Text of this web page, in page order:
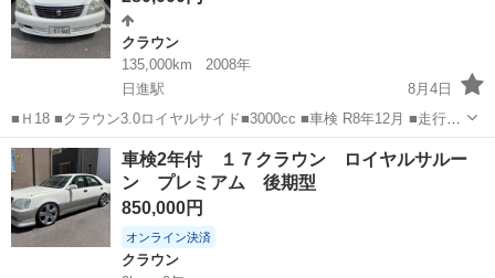
クラウン
135,000km
2008年
日進駅
8月4日
■Ｈ18 ■クラウン3.0ロイヤルサイド■3000cc ■車検 R8年12月 ■走行距
離 140.000km ■LEDヘッドライト ■パワートランク ■プレミアムエデ
ィション ■バックカメラ ■ETC ■本革シード■...
愛知 みよし市 日進駅 クラウン
車検2年付 １７クラウン ロイヤルサルー
ン プレミアム 後期型
850,000円
オンライン決済
クラウン